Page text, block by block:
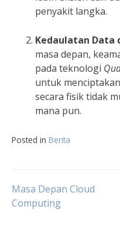
penyakit langka.
Kedaulatan Data
masa depan,
pada teknologi
untuk
secara fisik tidak
mana pun.
Posted in Berita
Post
Masa Depan Cloud
Computing